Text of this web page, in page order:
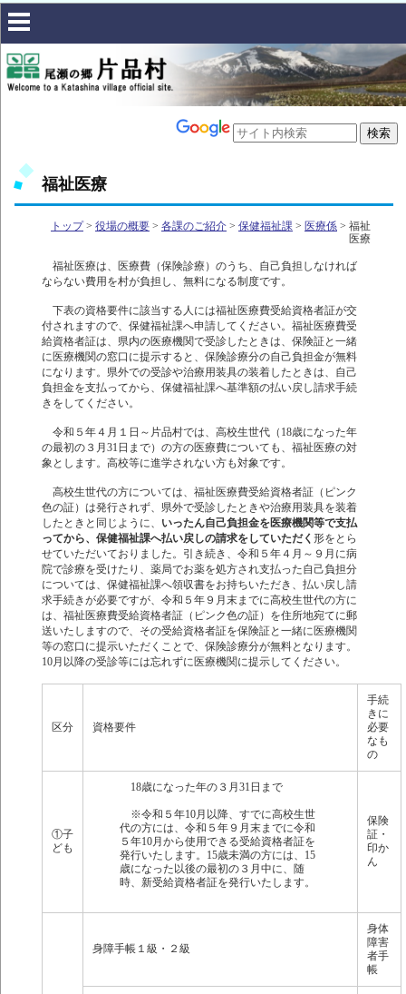
福祉医療
トップ> 役場の概要 > 各課のご紹介 > 保健福祉課 > 医療係 > 福祉
医療
福祉医療は、医療費（保険診療）のうち、自己負担しなければ
ならない費用を村が負担し、無料になる制度です。
下表の資格要件に該当する人には福祉医療費受給資格者証が交
付されますので、保健福祉課へ申請してください。福祉医療費受
給資格者証は、県内の医療機関で受診したときは、保険証と一緒
に医療機関の窓口に提示すると、保険診療分の自己負担金が無料
になります。県外での受診や治療用装具の装着したときは、自己
負担金を支払ってから、保健福祉課へ基準額の払い戻し請求手続
きをしてください。
令和５年４月１日～片品村では、高校生世代（18歳になった年
の最初の３月31日まで）の方の医療費についても、福祉医療の対
象とします。高校等に進学されない方も対象です。
高校生世代の方については、福祉医療費受給資格者証（ピンク
色の証）は発行されず、県外で受診したときや治療用装具を装着
したときと同じように、 いったん自己負担金を医療機関等で支払
ってから、保健福祉課へ払い戻しの請求をしていただく 形をとら
せていただいておりました。引き続き、令和５年４月～９月に病
院で診療を受けたり、薬局でお薬を処方され支払った自己負担分
については、保健福祉課へ領収書をお持ちいただき、払い戻し請
求手続きが必要ですが、令和５年９月末までに高校生世代の方に
は、福祉医療費受給資格者証（ピンク色の証）を住所地宛てに郵
送いたしますので、その受給資格者証を保険証と一緒に医療機関
等の窓口に提示いただくことで、保険診療分が無料となります。
10月以降の受診等には忘れずに医療機関に提示してください。
区分 資格要件
手続
きに
必要
なも
の
①子
ども
18歳になった年の３月31日まで
※令和５年10月以降、すでに高校生世
代の方には、令和５年９月末までに令和
５年10月から使用できる受給資格者証を
発行いたします。15歳未満の方には、15
歳になった以後の最初の３月中に、随
時、新受給資格者証を発行いたします。
保険
証・
印か
ん
身障手帳１級・２級
身体
障害
者手
帳